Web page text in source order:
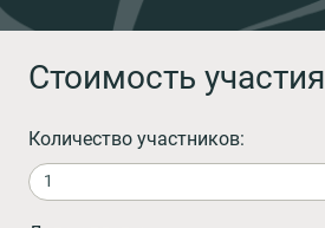
Стоимость участия
Количество участников: